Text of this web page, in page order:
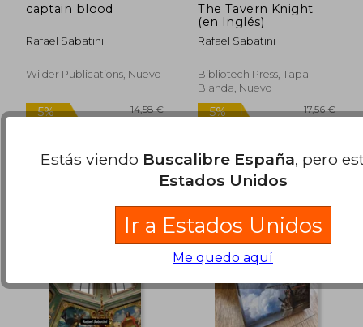
5%
dcto. 14,60 €
5%
dcto.
captain blood
Rafael Sabatini
Wilder Publications, Nuevo
The Tavern Knight
(en Inglés)
Rafael Sabatini
Bibliotech Press, Tapa
Blanda, Nuevo
Estás viendo Buscalibre España, pero
Estados Unidos
Ir a Estados Unidos
Me quedo aquí